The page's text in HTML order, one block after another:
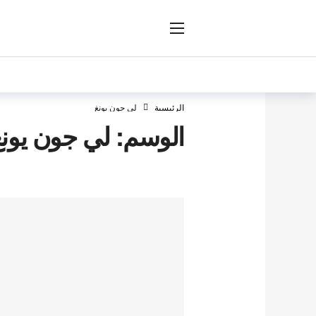
الرئيسية لي جون يونغ
الوسم: لي جون